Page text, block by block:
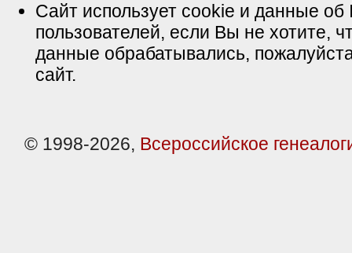
Сайт использует cookie и данные об
пользователей, если Вы не хотите,
данные обрабатывались,
сайт.
© 1998-2026, Всероссийское